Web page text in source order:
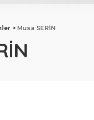
> Musa SERİN